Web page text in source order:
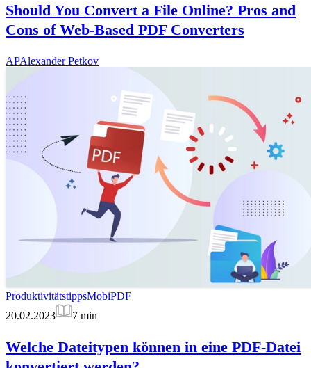
Should You Convert a File Online? Pros and
Cons of Web-Based PDF Converters
APAlexander Petkov
ProduktivitätstippsMobiPDF
20.02.2023
7 min
Welche Dateitypen können in eine PDF-Datei